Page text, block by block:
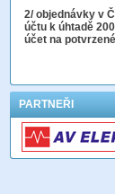
2/ objednávky v
účtu k úhtadě
účet na
PARTNEŘI